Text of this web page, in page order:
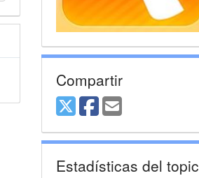
Compartir
Estadísticas del topic